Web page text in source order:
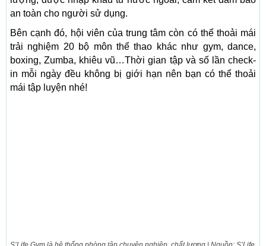
an toàn cho người sử dụng.
Bên cạnh đó, hội viên của trung tâm còn có thể thoải mái
trải nghiệm 20 bộ môn thể thao khác như gym, dance,
boxing, Zumba, khiêu vũ…Thời gian tập và số lần check-
in mỗi ngày đều không bị giới hạn nên bạn có thể thoải
mái tập luyện nhé!